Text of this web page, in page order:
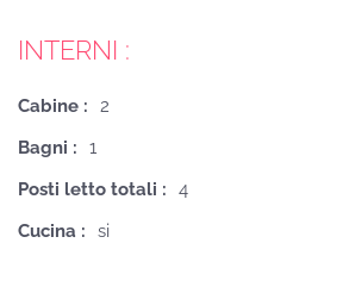
INTERNI :
Cabine :
2
Bagni :
1
Posti letto totali :
4
Cucina :
si